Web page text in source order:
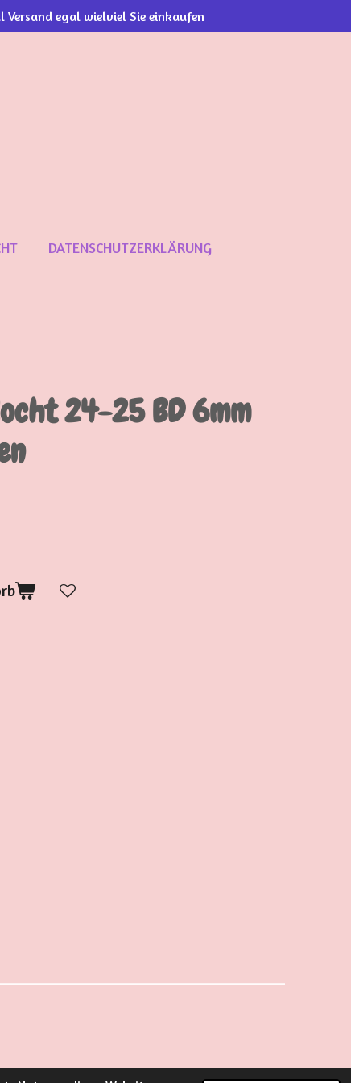
Versand egal wielviel Sie einkaufen
DATENSCHUTZERKLÄRUNG
24-25 BD 6mm